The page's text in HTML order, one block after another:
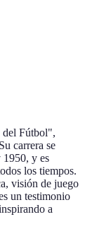
del Fútbol",
carrera se
1950, y es
los tiempos.
visión de juego
un testimonio
a